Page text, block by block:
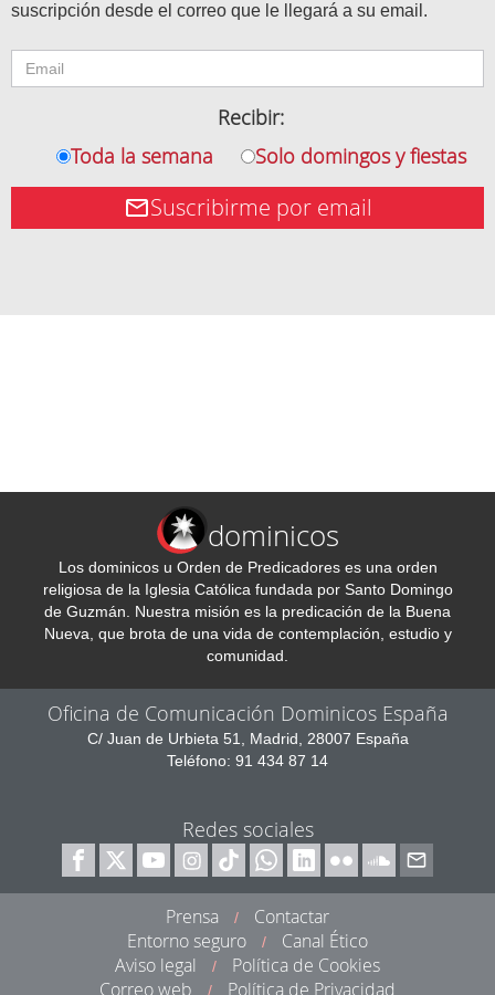
suscripción desde el correo que le llegará a su email.
Recibir:
Toda la semana
Solo domingos y fiestas
Suscribirme por email
dominicos
Los dominicos u Orden de Predicadores es una orden
religiosa de la Iglesia Católica fundada por Santo Domingo
de Guzmán. Nuestra misión es la predicación de la Buena
Nueva, que brota de una vida de contemplación, estudio y
comunidad.
Oficina de Comunicación Dominicos España
C/ Juan de Urbieta 51, Madrid, 28007 España
Teléfono: 91 434 87 14
Redes sociales
Prensa /
Contactar
Entorno seguro
/
Canal Ético
Aviso legal
/
Política de Cookies
Correo web
/ Política de Privacidad